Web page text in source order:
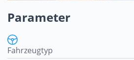
Parameter
Fahrzeugtyp